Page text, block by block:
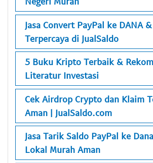
Jasa Convert PayPal ke DANA
Terpercaya di JualSaldo
5 Buku Kripto Terbaik &
Literatur Investasi
Cek Airdrop Crypto dan Klaim
Aman | JualSaldo.com
Jasa Tarik Saldo PayPal ke
Lokal Murah Aman